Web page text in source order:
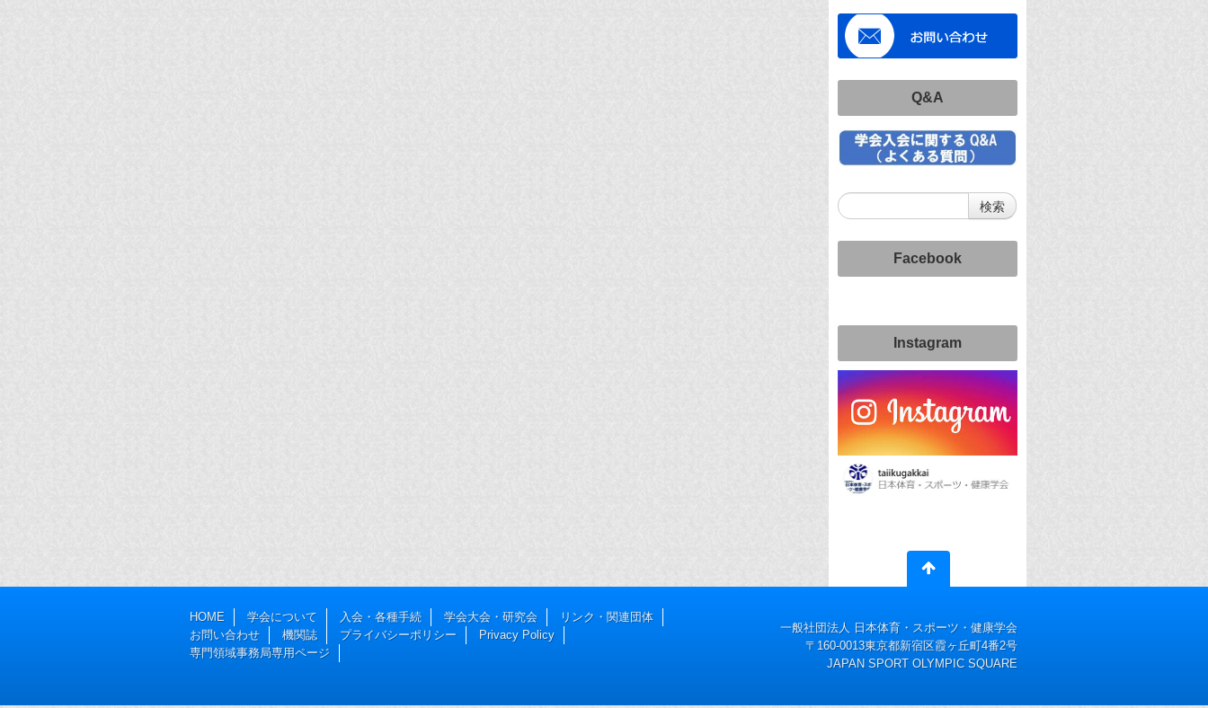
Q&A
Facebook
Instagram
HOME 学会について 入会・各種手続 学会大会・研究会
リンク・関連団体
お問い合わせ
機関誌 プライバシーポリシー
Privacy Policy
専門領域事務局専用ページ
一般社団法人 日本体育・スポーツ・健康学会
〒160-0013東京都新宿区霞ヶ丘町4番2号
JAPAN SPORT OLYMPIC SQUARE